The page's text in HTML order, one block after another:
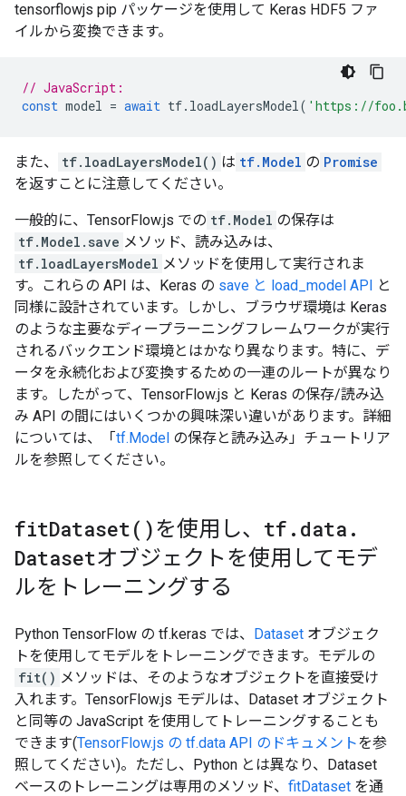
tensorflowjs pip パッケージを使用して Keras HDF5 ファ
イルから変換できます。
// JavaScript:
const model = await tf. loadLayersModel( 'https://
また、 tf.loadLayersModel() は tf.Model の Promise
を返すことに注意してください。
一般的に、TensorFlow.js での tf.Model の保存は
tf.Model.save メソッド、読み込みは、
tf.loadLayersModel メソッドを使用して実行されま
す。これらの API は、Keras の save と load_model API と
同様に設計されています。しかし、ブラウザ環境は Keras
のような主要なディープラーニングフレームワークが実行
されるバックエンド環境とはかなり異なります。特に、デ
ータを永続化および変換するための一連のルートが異なり
ます。したがって、TensorFlow.js と Keras の保存/読み込
み API の間にはいくつかの興味深い違いがあります。詳細
については、「tf.Model の保存と読み込み」チュートリア
ルを参照してください。
fitDataset( )を使用し、 tf . data .
Datasetオブジェクトを使用してモデ
ルをトレーニングする
Python TensorFlow の tf.keras では、 Dataset オブジェク
トを使用してモデルをトレーニングできます。モデルの
fit() メソッドは、そのようなオブジェクトを直接受け
入れます。TensorFlow.js モデルは、Dataset オブジェクト
と同等の JavaScript を使用してトレーニングすることも
できます(TensorFlow.js の tf.data API のドキュメントを参
照してください)。ただし、Python とは異なり、Dataset
ベースのトレーニングは専用のメソッド、 fitDataset を通